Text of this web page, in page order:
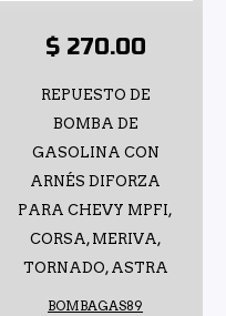
$ 270.00
REPUESTO DE
BOMBA DE
GASOLINA CON
ARNÉS DIFORZA
PARA CHEVY MPFI,
CORSA, MERIVA,
TORNADO, ASTRA
BOMBAGAS89